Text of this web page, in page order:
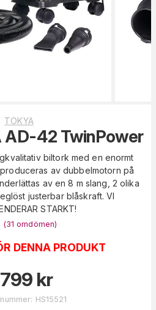
TOKYA
AD-42 TwinPower
biltork med en enormt
av dubbelmotorn på
av en 8 m slang, 2 olika
justerbar blåskraft. VI
STARKT!
(31 omdömen)
DENNA PRODUKT
kr
: HS15521